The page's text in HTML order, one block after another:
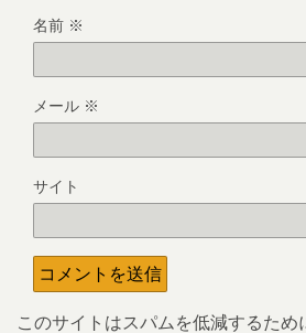
名前 ※
メール ※
サイト
このサイトはスパムを低減するた